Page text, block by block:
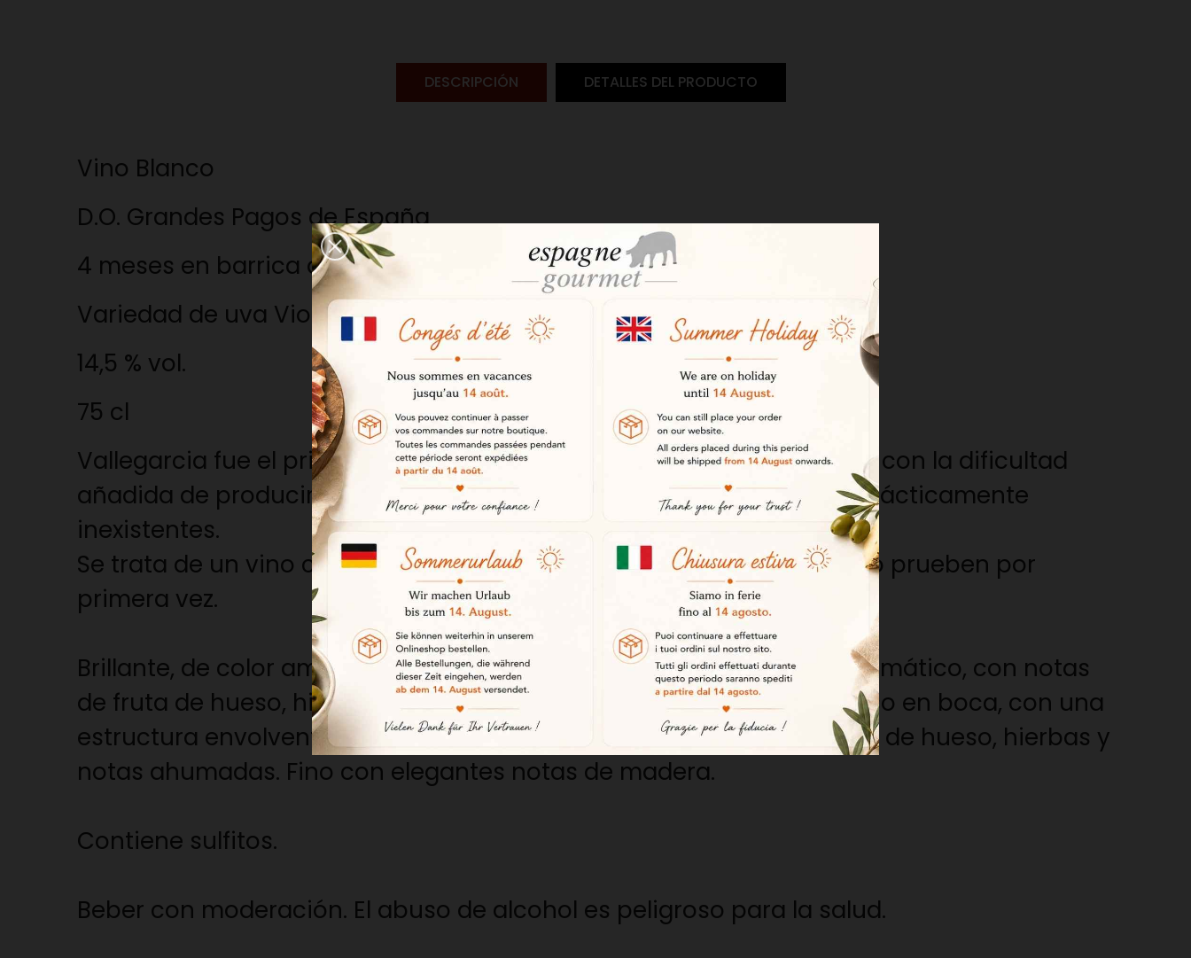
DESCRIPCIÓN DETALLES DEL PRODUCTO
Vino Blanco
D.O. Grandes Pagos de España
4 meses en barrica de roble
Variedad de uva Viognier
14,5 % vol.
75 cl
Vallegarcia fue el primer productor español en trabajar con Viognier, con la dificultad
añadida de producirlo en una región donde los vinos blancos eran prácticamente
inexistentes.
Se trata de un vino complejo y elegante que sorprenderá a quienes lo prueben por
primera vez.
Brillante, de color amarillo dorado con reflejos verdosos. Intenso y aromático, con notas
de fruta de hueso, hierbas frescas y toques tostados. Fresco y untuoso en boca, con una
estructura envolvente y paso donde aparecen sensaciones de frutas de hueso, hierbas y
notas ahumadas. Fino con elegantes notas de madera.
Contiene sulfitos.
Beber con moderación. El abuso de alcohol es peligroso para la salud.